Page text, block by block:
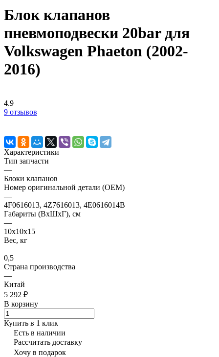
Блок клапанов
пневмоподвески 20bar для
Volkswagen Phaeton (2002-
2016)
4.9
9 отзывов
Характеристики
Тип запчасти
—
Блоки клапанов
Номер оригинальной детали (OEM)
—
4F0616013, 4Z7616013, 4E0616014B
Габариты (ВхШхГ), см
—
10х10х15
Вес, кг
—
0,5
Страна производства
—
Китай
5 292 ₽
В корзину
Купить в 1 клик
Есть в наличии
Рассчитать доставку
Хочу в подарок